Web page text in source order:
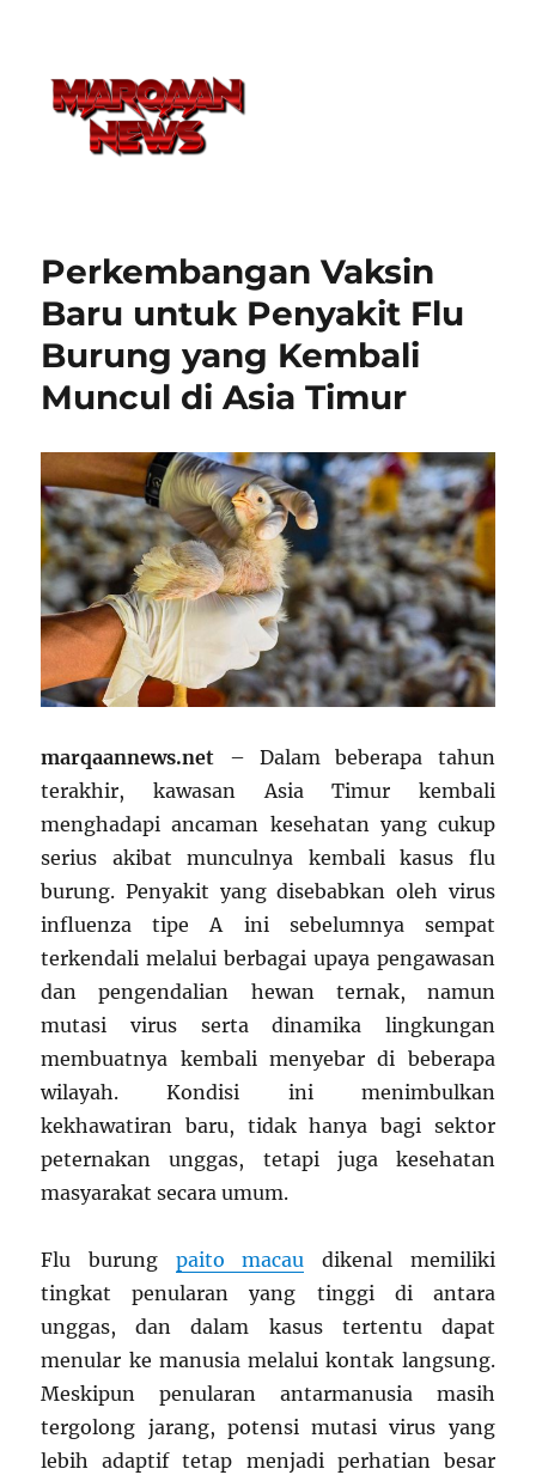
Perkembangan Vaksin
Baru untuk Penyakit Flu
Burung yang Kembali
Muncul di Asia Timur
marqaannews.net – Dalam beberapa tahun
terakhir, kawasan Asia Timur kembali
menghadapi ancaman kesehatan yang cukup
serius akibat munculnya kembali kasus flu
burung. Penyakit yang disebabkan oleh virus
influenza tipe A ini sebelumnya sempat
terkendali melalui berbagai upaya pengawasan
dan pengendalian hewan ternak, namun
mutasi virus serta dinamika lingkungan
membuatnya kembali menyebar di beberapa
wilayah. Kondisi ini menimbulkan
kekhawatiran baru, tidak hanya bagi sektor
peternakan unggas, tetapi juga kesehatan
masyarakat secara umum.
Flu burung paito macau dikenal memiliki
tingkat penularan yang tinggi di antara
unggas, dan dalam kasus tertentu dapat
menular ke manusia melalui kontak langsung.
Meskipun penularan antarmanusia masih
tergolong jarang, potensi mutasi virus yang
lebih adaptif tetap menjadi perhatian besar